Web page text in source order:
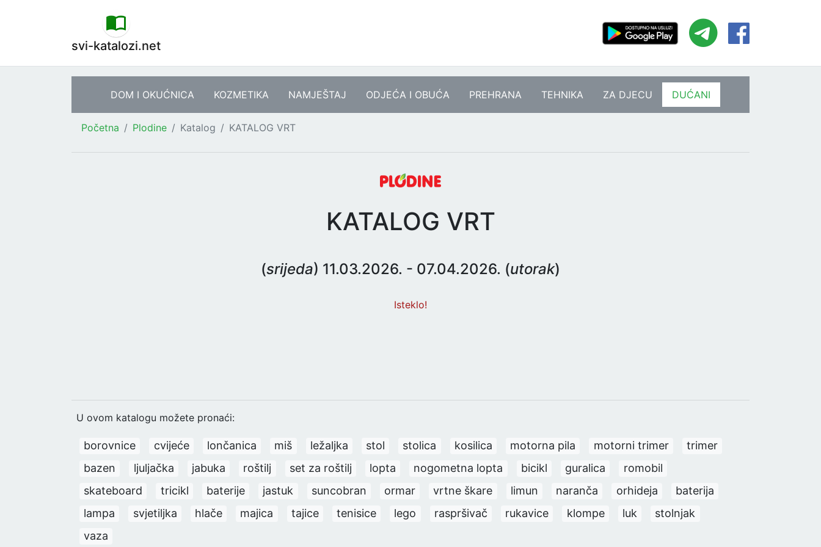
svi-katalozi.net
DOM I OKUĆNICA KOZMETIKA NAMJEŠTAJ ODJEĆA I OBUĆA PREHRANA TEHNIKA ZA DJECU DUĆANI
Početna Plodine Katalog KATALOG VRT
KATALOG VRT
(srijeda) 11.03.2026. - 07.04.2026. (utorak)
Isteklo!
U ovom katalogu možete pronaći:
borovnice cvijeće lončanica miš ležaljka stol stolica kosilica motorna pila motorni trimer
trimer
bazen
ljuljačka jabuka roštilj set za roštilj lopta nogometna lopta bicikl guralica
romobil
skateboard
tricikl baterije jastuk suncobran ormar vrtne škare limun naranča orhideja
baterija
lampa
svjetiljka hlače majica tajice tenisice lego raspršivač rukavice klompe luk
stolnjak
vaza